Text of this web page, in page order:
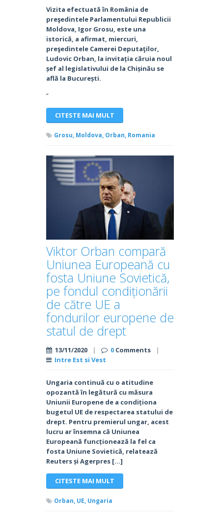
Vizita efectuată în România de
preşedintele Parlamentului Republicii
Moldova, Igor Grosu, este una
istorică, a afirmat, miercuri,
preşedintele Camerei Deputaţilor,
Ludovic Orban, la invitația căruia noul
șef al legislativului de la Chișinău se
află la București.
“
CITESTE MAI MULT
Grosu, Moldova, Orban, Romania
Viktor Orban compară
Uniunea Europeană cu
fosta Uniune Sovietică,
pe fondul condiționării
de către UE a
fondurilor europene de
statul de drept
13/11/2020 | 0 Comments
|
Intre Est si Vest
Ungaria continuă cu o atitudine
opozantă în legătură cu măsura
Uniunii Europene de a condiționa
bugetul UE de respectarea statului de
drept. Pentru premierul ungar, acest
lucru ar însemna că Uniunea
Europeană funcționează la fel ca
fosta Uniune Sovietică, relatează
Reuters și Agerpres […]
CITESTE MAI MULT
Orban, UE, Ungaria